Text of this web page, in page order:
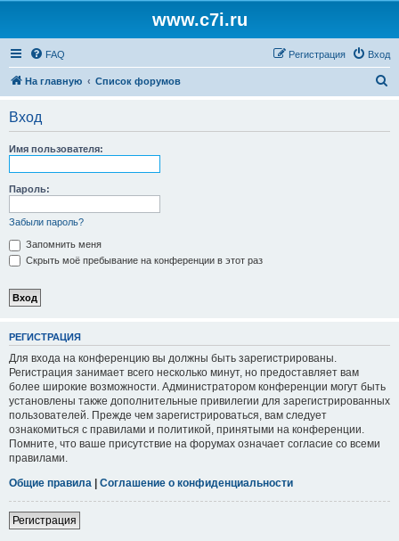
www.c7i.ru
FAQ Вход
Регистрация
На главную Список форумов
Вход
Имя пользователя:
Пароль:
Забыли пароль?
Запомнить меня
Скрыть моё пребывание на конференции в этот раз
РЕГИСТРАЦИЯ
Для входа на конференцию вы должны быть зарегистрированы.
Регистрация занимает всего несколько минут, но предоставляет вам
более широкие возможности. Администратором конференции могут быть
установлены также дополнительные привилегии для зарегистрированных
пользователей. Прежде чем зарегистрироваться, вам следует
ознакомиться с правилами и политикой, принятыми на конференции.
Помните, что ваше присутствие на форумах означает согласие со всеми
правилами.
Общие правила | Соглашение о конфиденциальности
Регистрация